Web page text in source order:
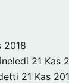
2018
21 Kas
21 Kas